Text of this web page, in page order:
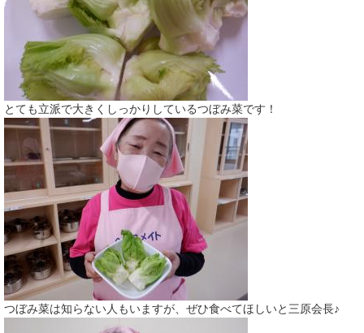
とても立派で大きくしっかりしているつぼみ菜です！
つぼみ菜は知らない人もいますが、ぜひ食べてほしいと三原会長♪